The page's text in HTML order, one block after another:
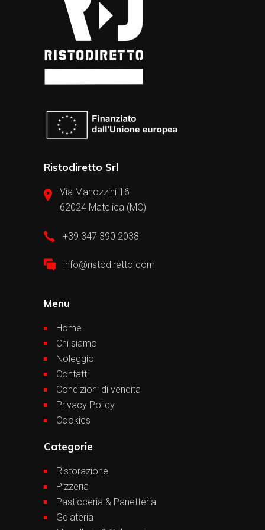
Ristodiretto Srl
Via Manozzini 16
62024 Matelica (MC)
+39 347 390 2038
info@ristodiretto.com
Menu
Home
Chi siamo
Noleggio
Contatti
Condizioni di vendita
Privacy Policy
Cookies
Categorie
Ristorazione
Pizzeria
Pasticceria & Panetteria
Gelateria